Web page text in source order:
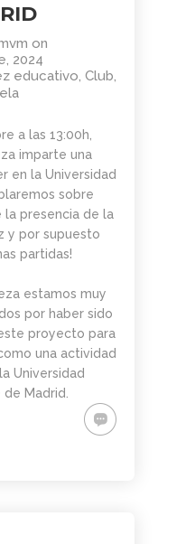
30
APRENDER A
MIRAR EL
ARTE: LA
ABSTRACCIÓN
GEOMÉTRICA:
PIET
MONDRIAN (Y
VISITA AL
MONASTERIO
2026
16
MARZO
2026
EL DESAFÍO
PSICOLÓGICO
CON
DIFERENCIA
DE ELO –
LUNES 16 DE
MARZO.
20.15H
on
2024
educativo, Club,
a las 13:00h,
imparte una
en la Universidad
sobre
la presencia de la
y por supuesto
partidas!
estamos muy
por haber sido
proyecto para
una actividad
Universidad
Madrid.